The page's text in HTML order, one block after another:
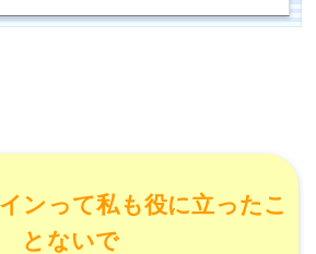
ンって私も役に立ったこ
とないで